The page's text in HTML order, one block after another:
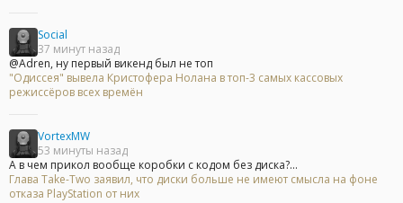
Social
37 минут назад
@Adren, ну первый викенд был не топ
"Одиссея" вывела Кристофера Нолана в топ-3 самых кассовых
режиссёров всех времён
VortexMW
53 минуты назад
А в чем прикол вообще коробки с кодом без диска?...
Глава Take-Two заявил, что диски больше не имеют смысла на фоне
отказа PlayStation от них